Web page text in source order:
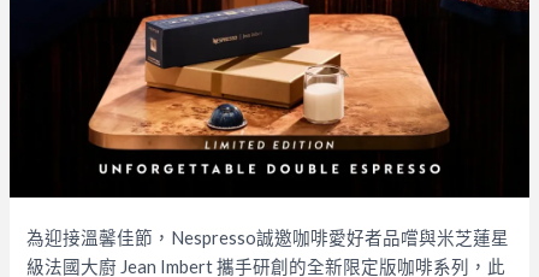
為迎接溫馨佳節，Nespresso誠邀咖啡愛好者品嚐與米芝蓮星
級法國大廚 Jean Imbert 攜手研創的全新限定版咖啡系列，此